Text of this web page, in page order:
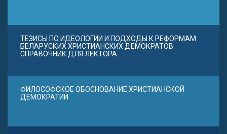
ТЕЗИСЫ ПО ИДЕОЛОГИИ И ПОДХОДЫ К РЕФОРМАМ
БЕЛАРУСКИХ ХРИСТИАНСКИХ ДЕМОКРАТОВ.
СПРАВОЧНИК ДЛЯ ЛЕКТОРА
ФИЛОСОФСКОЕ ОБОСНОВАНИЕ ХРИСТИАНСКОЙ
ДЕМОКРАТИИ